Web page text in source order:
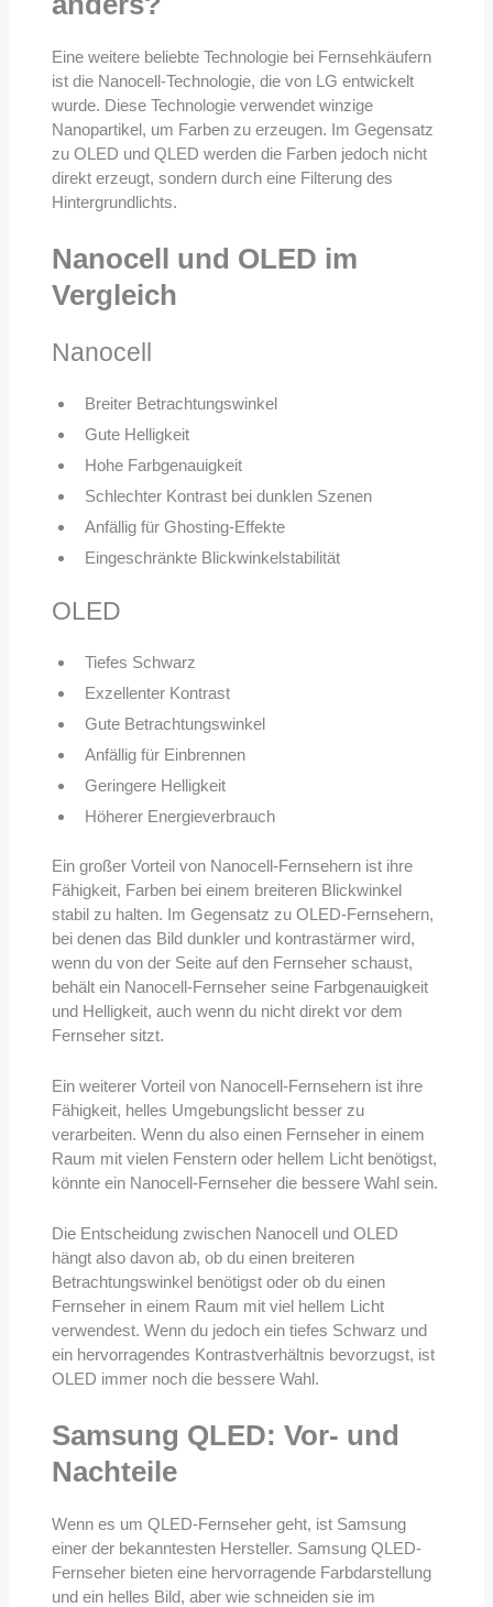
Eine weitere beliebte Technologie bei Fernsehkäufern
ist die Nanocell-Technologie, die von LG entwickelt
wurde. Diese Technologie verwendet winzige
Nanopartikel, um Farben zu erzeugen. Im Gegensatz
zu OLED und QLED werden die Farben jedoch nicht
direkt erzeugt, sondern durch eine Filterung des
Hintergrundlichts.
Nanocell und OLED im
Vergleich
Nanocell
Breiter Betrachtungswinkel
Gute Helligkeit
Hohe Farbgenauigkeit
Schlechter Kontrast bei dunklen Szenen
Anfällig für Ghosting-Effekte
Eingeschränkte Blickwinkelstabilität
OLED
Tiefes Schwarz
Exzellenter Kontrast
Gute Betrachtungswinkel
Anfällig für Einbrennen
Geringere Helligkeit
Höherer Energieverbrauch
Ein großer Vorteil von Nanocell-Fernsehern ist ihre
Fähigkeit, Farben bei einem breiteren Blickwinkel
stabil zu halten. Im Gegensatz zu OLED-Fernsehern,
bei denen das Bild dunkler und kontrastärmer wird,
wenn du von der Seite auf den Fernseher schaust,
behält ein Nanocell-Fernseher seine Farbgenauigkeit
und Helligkeit, auch wenn du nicht direkt vor dem
Fernseher sitzt.
Ein weiterer Vorteil von Nanocell-Fernsehern ist ihre
Fähigkeit, helles Umgebungslicht besser zu
verarbeiten. Wenn du also einen Fernseher in einem
Raum mit vielen Fenstern oder hellem Licht benötigst,
könnte ein Nanocell-Fernseher die bessere Wahl sein.
Die Entscheidung zwischen Nanocell und OLED
hängt also davon ab, ob du einen breiteren
Betrachtungswinkel benötigst oder ob du einen
Fernseher in einem Raum mit viel hellem Licht
verwendest. Wenn du jedoch ein tiefes Schwarz und
ein hervorragendes Kontrastverhältnis bevorzugst, ist
OLED immer noch die bessere Wahl.
Samsung QLED: Vor- und
Nachteile
Wenn es um QLED-Fernseher geht, ist Samsung
einer der bekanntesten Hersteller. Samsung QLED-
Fernseher bieten eine hervorragende Farbdarstellung
und ein helles Bild, aber wie schneiden sie im